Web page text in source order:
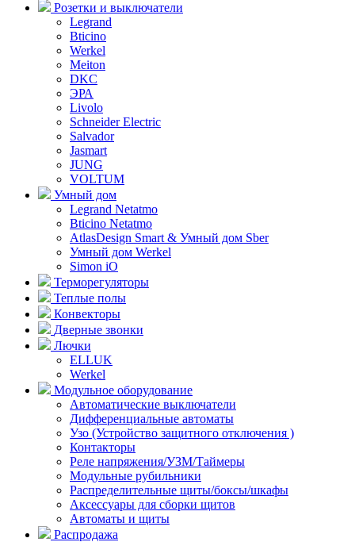
Розетки и выключатели
Legrand
Bticino
Werkel
Meiton
DKC
ЭРА
Livolo
Schneider Electric
Salvador
Jasmart
JUNG
VOLTUM
Умный дом
Legrand Netatmo
Bticino Netatmo
AtlasDesign Smart & Умный дом Sber
Умный дом Werkel
Simon iO
Терморегуляторы
Теплые полы
Конвекторы
Дверные звонки
Лючки
ELLUK
Werkel
Модульное оборудование
Автоматические выключатели
Дифференциальные автоматы
Узо (Устройство защитного отключения )
Контакторы
Реле напряжения/УЗМ/Таймеры
Модульные рубильники
Распределительные щиты/боксы/шкафы
Аксессуары для сборки щитов
Автоматы и щиты
Распродажа